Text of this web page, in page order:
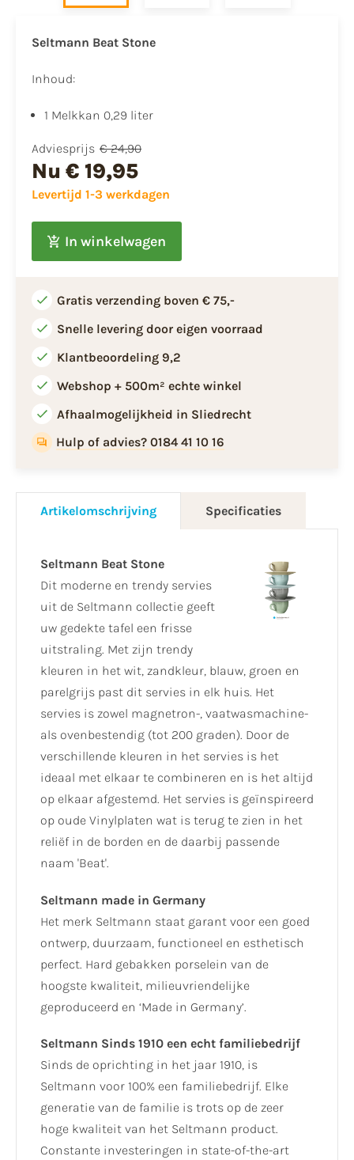
Seltmann Beat Stone
Inhoud:
1 Melkkan 0,29 liter
Adviesprijs € 24,90
Nu € 19,95
Levertijd 1-3 werkdagen
In winkelwagen
Gratis verzending boven € 75,-
Snelle levering door eigen voorraad
Klantbeoordeling 9,2
Webshop + 500m² echte winkel
Afhaalmogelijkheid in Sliedrecht
Hulp of advies? 0184 41 10 16
Artikelomschrijving Specificaties
Seltmann Beat Stone
Dit moderne en trendy servies
uit de Seltmann collectie geeft
uw gedekte tafel een frisse
uitstraling. Met zijn trendy
kleuren in het wit, zandkleur, blauw, groen en
parelgrijs past dit servies in elk huis. Het
servies is zowel magnetron-, vaatwasmachine-
als ovenbestendig (tot 200 graden). Door de
verschillende kleuren in het servies is het
ideaal met elkaar te combineren en is het altijd
op elkaar afgestemd. Het servies is geïnspireerd
op oude Vinylplaten wat is terug te zien in het
reliëf in de borden en de daarbij passende
naam 'Beat'.
Seltmann made in Germany
Het merk Seltmann staat garant voor een goed
ontwerp, duurzaam, functioneel en esthetisch
perfect. Hard gebakken porselein van de
hoogste kwaliteit, milieuvriendelijke
geproduceerd en ‘Made in Germany’.
Seltmann Sinds 1910 een echt familiebedrijf
Sinds de oprichting in het jaar 1910, is
Seltmann voor 100% een familiebedrijf. Elke
generatie van de familie is trots op de zeer
hoge kwaliteit van het Seltmann product.
Constante investeringen in state-of-the-art